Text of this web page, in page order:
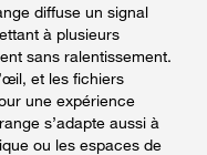
diffuse un signal
à plusieurs
sans ralentissement.
et les fichiers
une expérience
s’adapte aussi à
ou les espaces de